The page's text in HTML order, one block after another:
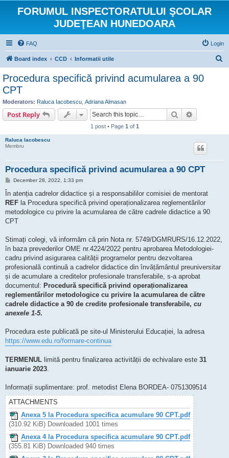
FORUMUL INSPECTORATULUI ŞCOLAR
JUDEŢEAN HUNEDOARA
FAQ Login
Board index CCD Informatii utile
Procedura specifică privind acumularea a 90
CPT
Moderators: Raluca Iacobescu Adriana Almasan
Post Reply Search
1 post • Page 1 of 1
Raluca Iacobescu
Membru
Procedura specifică privind acumularea a 90 CPT
P
s
December 28, 2022, 1:33 pm
În atenția cadrelor didactice și a responsabililor comisiei de mentorat
REF la Procedura specifică privind operaționalizarea reglementărilor
metodologice cu privire la acumularea de către cadrele didactice a 90
CPT
Stimați colegi, vă informăm că prin Nota nr. 5749/DGMRURS/16.12.2022,
în baza prevederilor OME nr.4224/2022 pentru aprobarea Metodologiei-
cadru privind asigurarea calității programelor pentru dezvoltarea
profesională continuă a cadrelor didactice din învățământul preuniversitar
și de acumulare a creditelor profesionale transferabile, s-a aprobat
documentul: Procedură specifică privind operaționalizarea
reglementărilor metodologice cu privire la acumularea de către
cadrele didactice a 90 de credite profesionale transferabile, cu
anexele 1-5.
Procedura este publicată pe site-ul Ministerului Educației, la adresa
https://www.edu.ro/formare-continua
TERMENUL limită pentru finalizarea activității de echivalare este 31
ianuarie 2023
Informații suplimentare: prof. metodist Elena BORDEA- 0751309514
ATTACHMENTS
Anexa 5 la Procedura specifica acumulare 90 CPT.pdf
(310.92 KiB) Downloaded 1001 times
Anexa 4 la Procedura specifica acumulare 90 CPT.pdf
(355.81 KiB) Downloaded 940 times